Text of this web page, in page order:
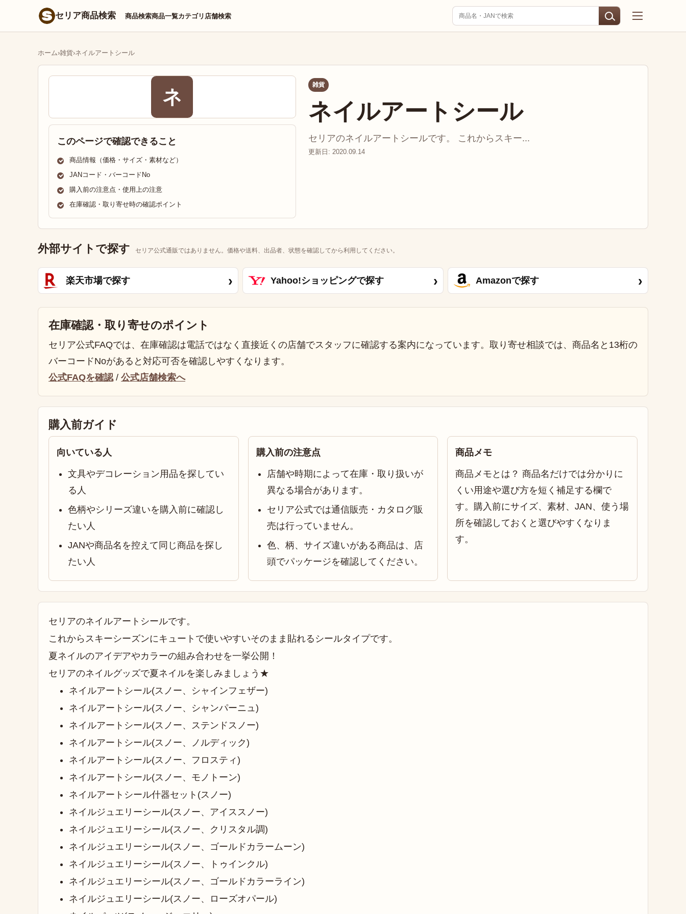
セリア商品検索 商品検索商品一覧カテゴリ 店舗検索
ホーム›雑貨›ネイルアートシール
ネ
このページで確認できること
商品情報（価格・サイズ・素材など）
JANコード・バーコードNo
購入前の注意点・使用上の注意
在庫確認・取り寄せ時の確認ポイント
雑貨
ネイルアートシール
セリアのネイルアートシールです。 これからスキー...
更新日: 2020.09.14
外部サイトで探す セリア公式通販ではありません。価格や送料、出品者、状態を確認してから利用してください。
楽天市場で探す › Yahoo!ショッピングで探す › Amazonで探す ›
在庫確認・取り寄せのポイント
セリア公式FAQでは、在庫確認は電話ではなく直接近くの店舗でスタッフに確認する案内になっています。取り寄せ相談では、商品名と13桁の
バーコードNoがあると対応可否を確認しやすくなります。
公式FAQを確認/ 公式店舗検索へ
購入前ガイド
向いている人
文具やデコレーション用品を探してい
る人
色柄やシリーズ違いを購入前に確認し
たい人
JANや商品名を控えて同じ商品を探し
たい人
購入前の注意点
店舗や時期によって在庫・取り扱いが
異なる場合があります。
セリア公式では通信販売・カタログ販
売は行っていません。
色、柄、サイズ違いがある商品は、店
頭でパッケージを確認してください。
商品メモ
商品メモとは？ 商品名だけでは分かりに
くい用途や選び方を短く補足する欄で
す。購入前にサイズ、素材、JAN、使う場
所を確認しておくと選びやすくなりま
す。
セリアのネイルアートシールです。
これからスキーシーズンにキュートで使いやすいそのまま貼れるシールタイプです。
夏ネイルのアイデアやカラーの組み合わせを一挙公開！
セリアのネイルグッズで夏ネイルを楽しみましょう★
ネイルアートシール(スノー、シャインフェザー)
ネイルアートシール(スノー、シャンパーニュ)
ネイルアートシール(スノー、ステンドスノー)
ネイルアートシール(スノー、ノルディック)
ネイルアートシール(スノー、フロスティ)
ネイルアートシール(スノー、モノトーン)
ネイルアートシール什器セット(スノー)
ネイルジュエリーシール(スノー、アイススノー)
ネイルジュエリーシール(スノー、クリスタル調)
ネイルジュエリーシール(スノー、ゴールドカラームーン)
ネイルジュエリーシール(スノー、トゥインクル)
ネイルジュエリーシール(スノー、ゴールドカラーライン)
ネイルジュエリーシール(スノー、ローズオパール)